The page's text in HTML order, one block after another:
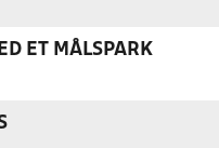
ET MÅLSPARK